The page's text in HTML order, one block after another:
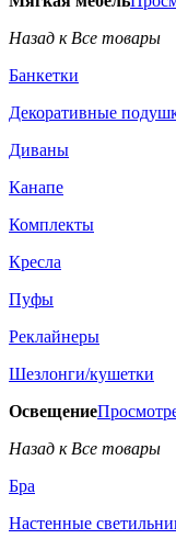
Назад к Все товары
Банкетки
Декоративные
Диваны
Канапе
Комплекты
Кресла
Пуфы
Реклайнеры
Шезлонги/кушетки
Освещение
Назад к Все товары
Бра
Настенные